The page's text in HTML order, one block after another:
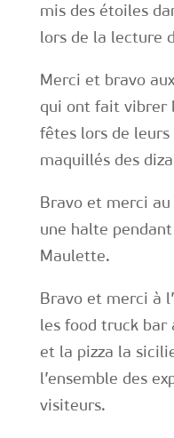
mis des étoiles
lors de la lecture
Merci et bravo
qui ont fait vibrer
fêtes lors de
maquillés des
Bravo et merci
une halte
Maulette.
Bravo et merci à
les food truck bar
et la pizza la
l’ensemble des
visiteurs.